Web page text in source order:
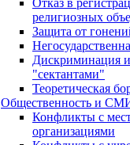
Отказ в
религиозных
Защита от
Дискриминация и
"сектантами"
Теоретическая
Общественность и
Конфликты с
организациями